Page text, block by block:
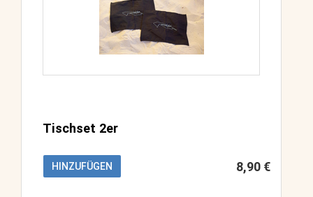
Tischset 2er
HINZUFÜGEN 8,90 €